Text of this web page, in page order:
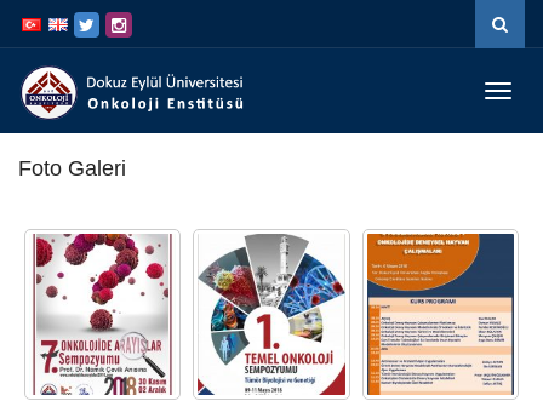
atla
Navigasyona
atla
Foto Galeri